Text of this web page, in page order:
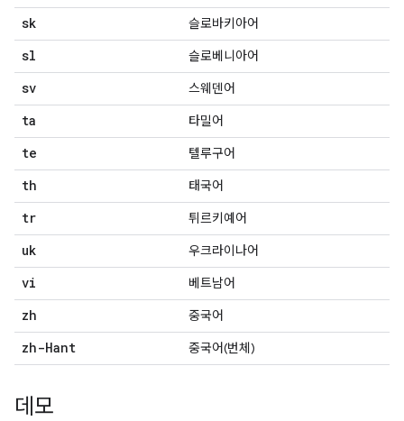
sk 슬로바키아어
sl 슬로베니아어
sv 스웨덴어
ta 타밀어
te 텔루구어
th 태국어
tr 튀르키예어
uk 우크라이나어
vi 베트남어
zh 중국어
zh-Hant 중국어(번체)
데모